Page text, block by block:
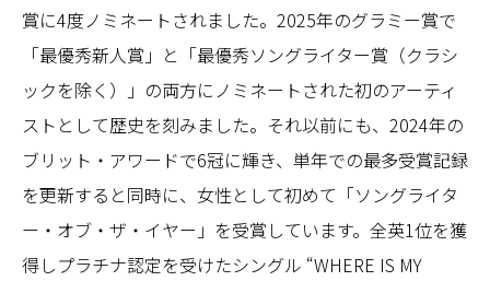
賞に4度ノミネートされました。2025年のグラミー賞で
「最優秀新人賞」と「最優秀ソングライター賞（クラシ
ックを除く）」の両方にノミネートされた初のアーティ
ストとして歴史を刻みました。それ以前にも、2024年の
ブリット・アワードで6冠に輝き、単年での最多受賞記録
を更新すると同時に、女性として初めて「ソングライタ
ー・オブ・ザ・イヤー」を受賞しています。全英1位を獲
得しプラチナ認定を受けたシングル “WHERE IS MY